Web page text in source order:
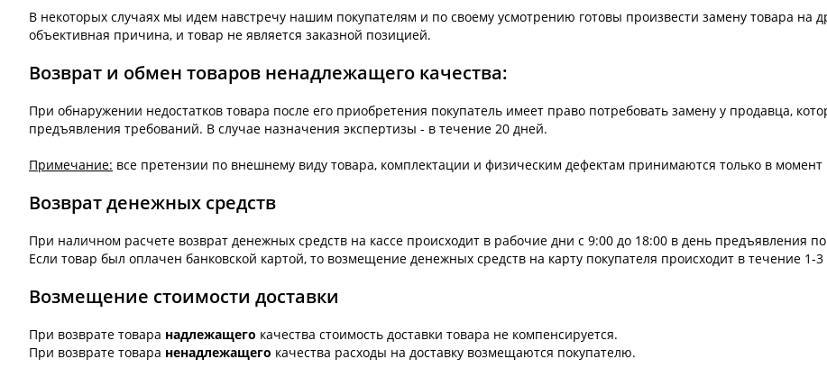
В некоторых случаях мы идем навстречу нашим покупателям и по своему усмотрению готовы произвести замену товара на
объективная причина, и товар не является заказной позицией.
Возврат и обмен товаров ненадлежащего качества:
При обнаружении недостатков товара после его приобретения покупатель имеет право потребовать замену у продавца,
предъявления требований. В случае назначения экспертизы - в течение 20 дней.
Примечание: все претензии по внешнему виду товара, комплектации и физическим дефектам принимаются только в момент
Возврат денежных средств
При наличном расчете возврат денежных средств на кассе происходит в рабочие дни с 9:00 до 18:00 в день предъявления
Если товар был оплачен банковской картой, то возмещение денежных средств на карту покупателя происходит в течение
Возмещение стоимости доставки
При возврате товара надлежащего качества стоимость доставки товара не компенсируется.
При возврате товара ненадлежащего качества расходы на доставку возмещаются покупателю.